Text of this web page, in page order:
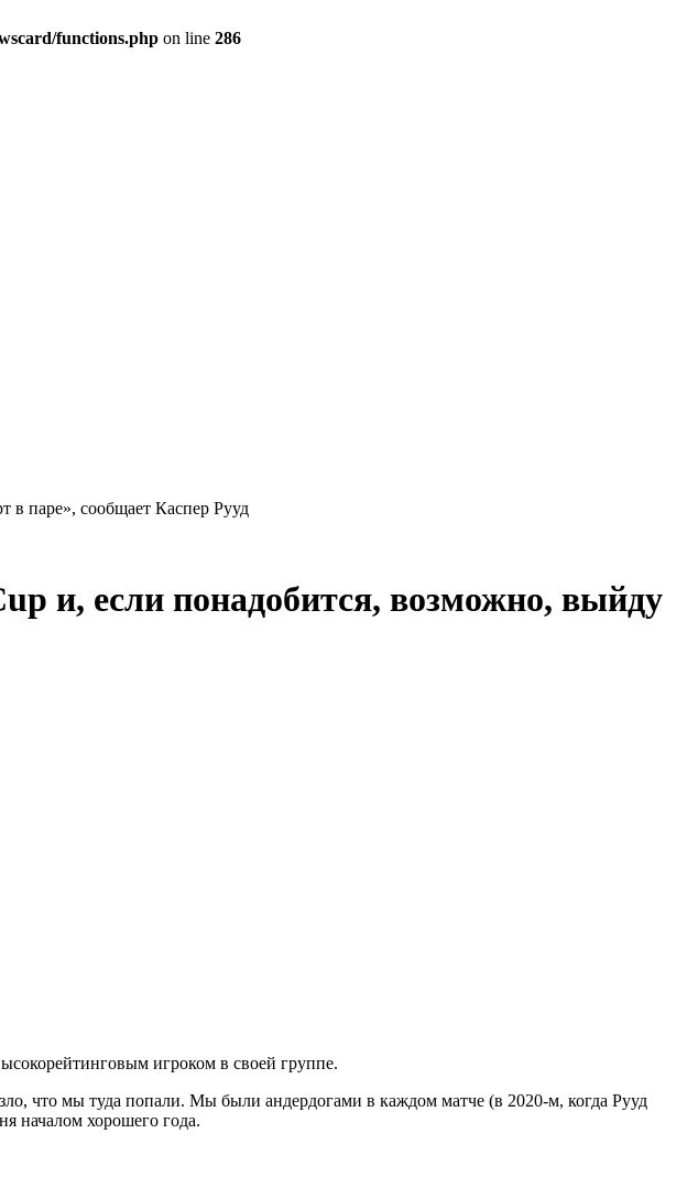
functions.php on line 286
в паре», сообщает Каспер Рууд
и, если понадобится, возможно, выйду
игроком в своей группе.
что мы туда попали. Мы были андердогами в каждом матче (в 2020-м, когда Рууд
началом хорошего года.